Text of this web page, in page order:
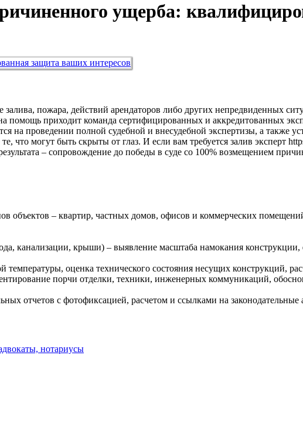
ущерба:
пожара, действий арендаторов либо других непредвиденных
помощь приходит команда сертифицированных и аккредитованных
на проведении полной судебной и внесудебной экспертизы, а также
что могут быть скрыты от глаз. И если вам требуется залив эксперт
– сопровождение до победы в суде со 100% возмещением
объектов – квартир, частных домов, офисов и коммерческих
канализации, крыши) – выявление масштаба намокания
оценка технического состояния несущих конструкций,
поpчи отделки, техники, инженерных коммуникаций,
отчетов с фотофиксацией, расчетом и ссылками на законодательные
нотариусы